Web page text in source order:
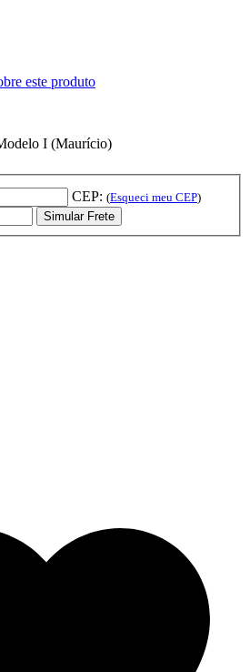
este produto
I (Maurício)
CEP: (Esqueci meu CEP)
Simular Frete